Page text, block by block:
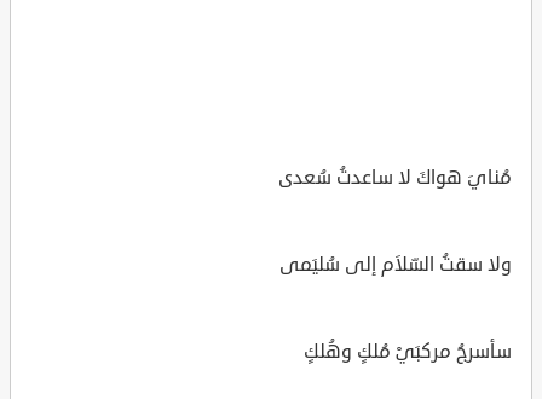
مُنايَ هواكَ لا ساعدتُ سُعدى
ولا سقتُ السّلاَم إلى سُليَمى
سأسرجُ مركبَيْ مُلكٍ وهُلكٍ